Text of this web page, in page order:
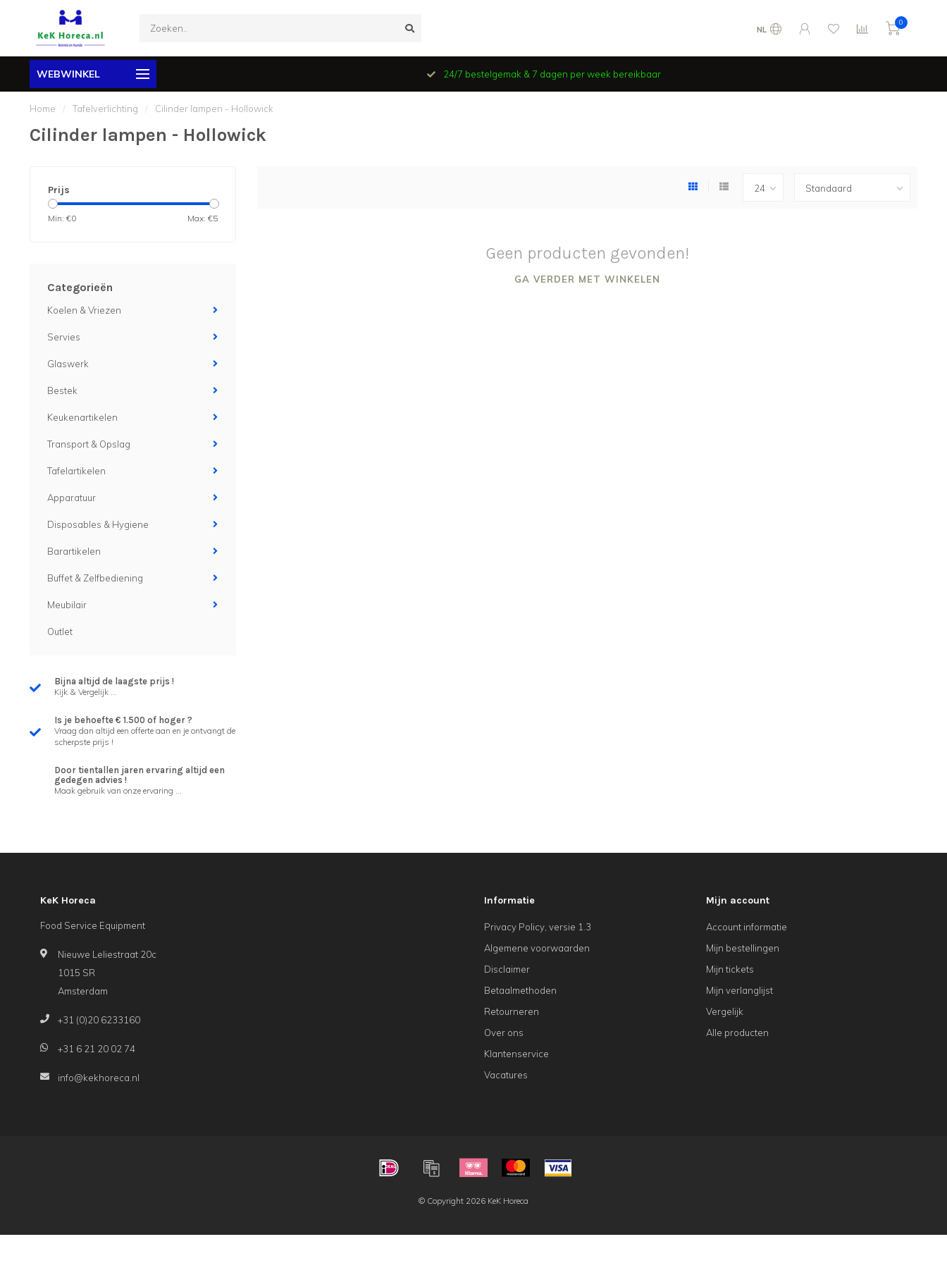
NL
0
WEBWINKEL 24/7 bestelgemak & 7 dagen per week bereikbaar
Home / Tafelverlichting / Cilinder lampen - Hollowick
Cilinder lampen - Hollowick
Prijs
Min: €0 Max: €5
Categorieën
Koelen & Vriezen
Servies
Glaswerk
Bestek
Keukenartikelen
Transport & Opslag
Tafelartikelen
Apparatuur
Disposables & Hygiene
Barartikelen
Buffet & Zelfbediening
Meubilair
Outlet
Bijna altijd de laagste prijs !
Kijk & Vergelijk ...
Is je behoefte € 1.500 of hoger ?
Vraag dan altijd een offerte aan en je ontvangt de
scherpste prijs !
Door tientallen jaren ervaring altijd een
gedegen advies !
Maak gebruik van onze ervaring ...
Geen producten gevonden!
GA VERDER MET WINKELEN
KeK Horeca
Food Service Equipment
Nieuwe Leliestraat 20c
1015 SR
Amsterdam
+31 (0)20 6233160
+31 6 21 20 02 74
info@kekhoreca.nl
Informatie
Privacy Policy, versie 1.3
Algemene voorwaarden
Disclaimer
Betaalmethoden
Retourneren
Over ons
Klantenservice
Vacatures
Mijn account
Account informatie
Mijn bestellingen
Mijn tickets
Mijn verlanglijst
Vergelijk
Alle producten
© Copyright 2026 KeK Horeca